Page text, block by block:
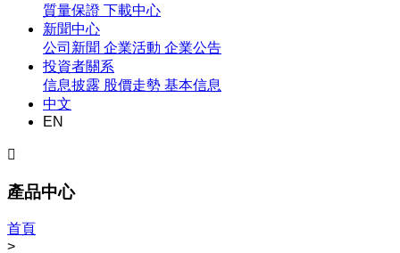
質量保證 下載中心
新聞中心
公司新聞 企業活動 企業公告
投資者關系
信息披露 股價走勢 基本信息
中文
EN

產品中心
首頁
>